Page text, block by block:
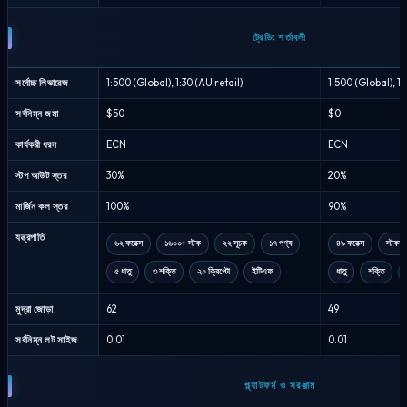
ট্রেডিং শর্তাবলী
সর্বোচ্চ লিভারেজ 1:500 (Global), 1:30 (AU retail) 1:500 (Global),
সর্বনিম্ন জমা $50 $0
কার্যকরী ধরন ECN ECN
স্টপ আউট স্তর 30% 20%
মার্জিন কল স্তর 100% 90%
যন্ত্রপাতি ৬২ ফরেক্স ১৬০০+ স্টক ২২ সূচক ১৭ পণ্য
৫ ধাতু ৩ শক্তি ২০ ক্রিপ্টো ইটিএফ
৪৯ ফরেক্স স্টকস
ধাতু শক্তি
মুদ্রা জোড়া 62 49
সর্বনিম্ন লট সাইজ 0.01 0.01
প্ল্যাটফর্ম ও সরঞ্জাম